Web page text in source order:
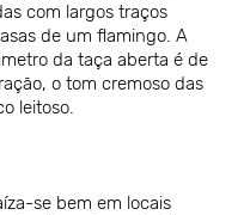
com largos traços
de um flamingo. A
da taça aberta é de
o tom cremoso das
leitoso.
se bem em locais